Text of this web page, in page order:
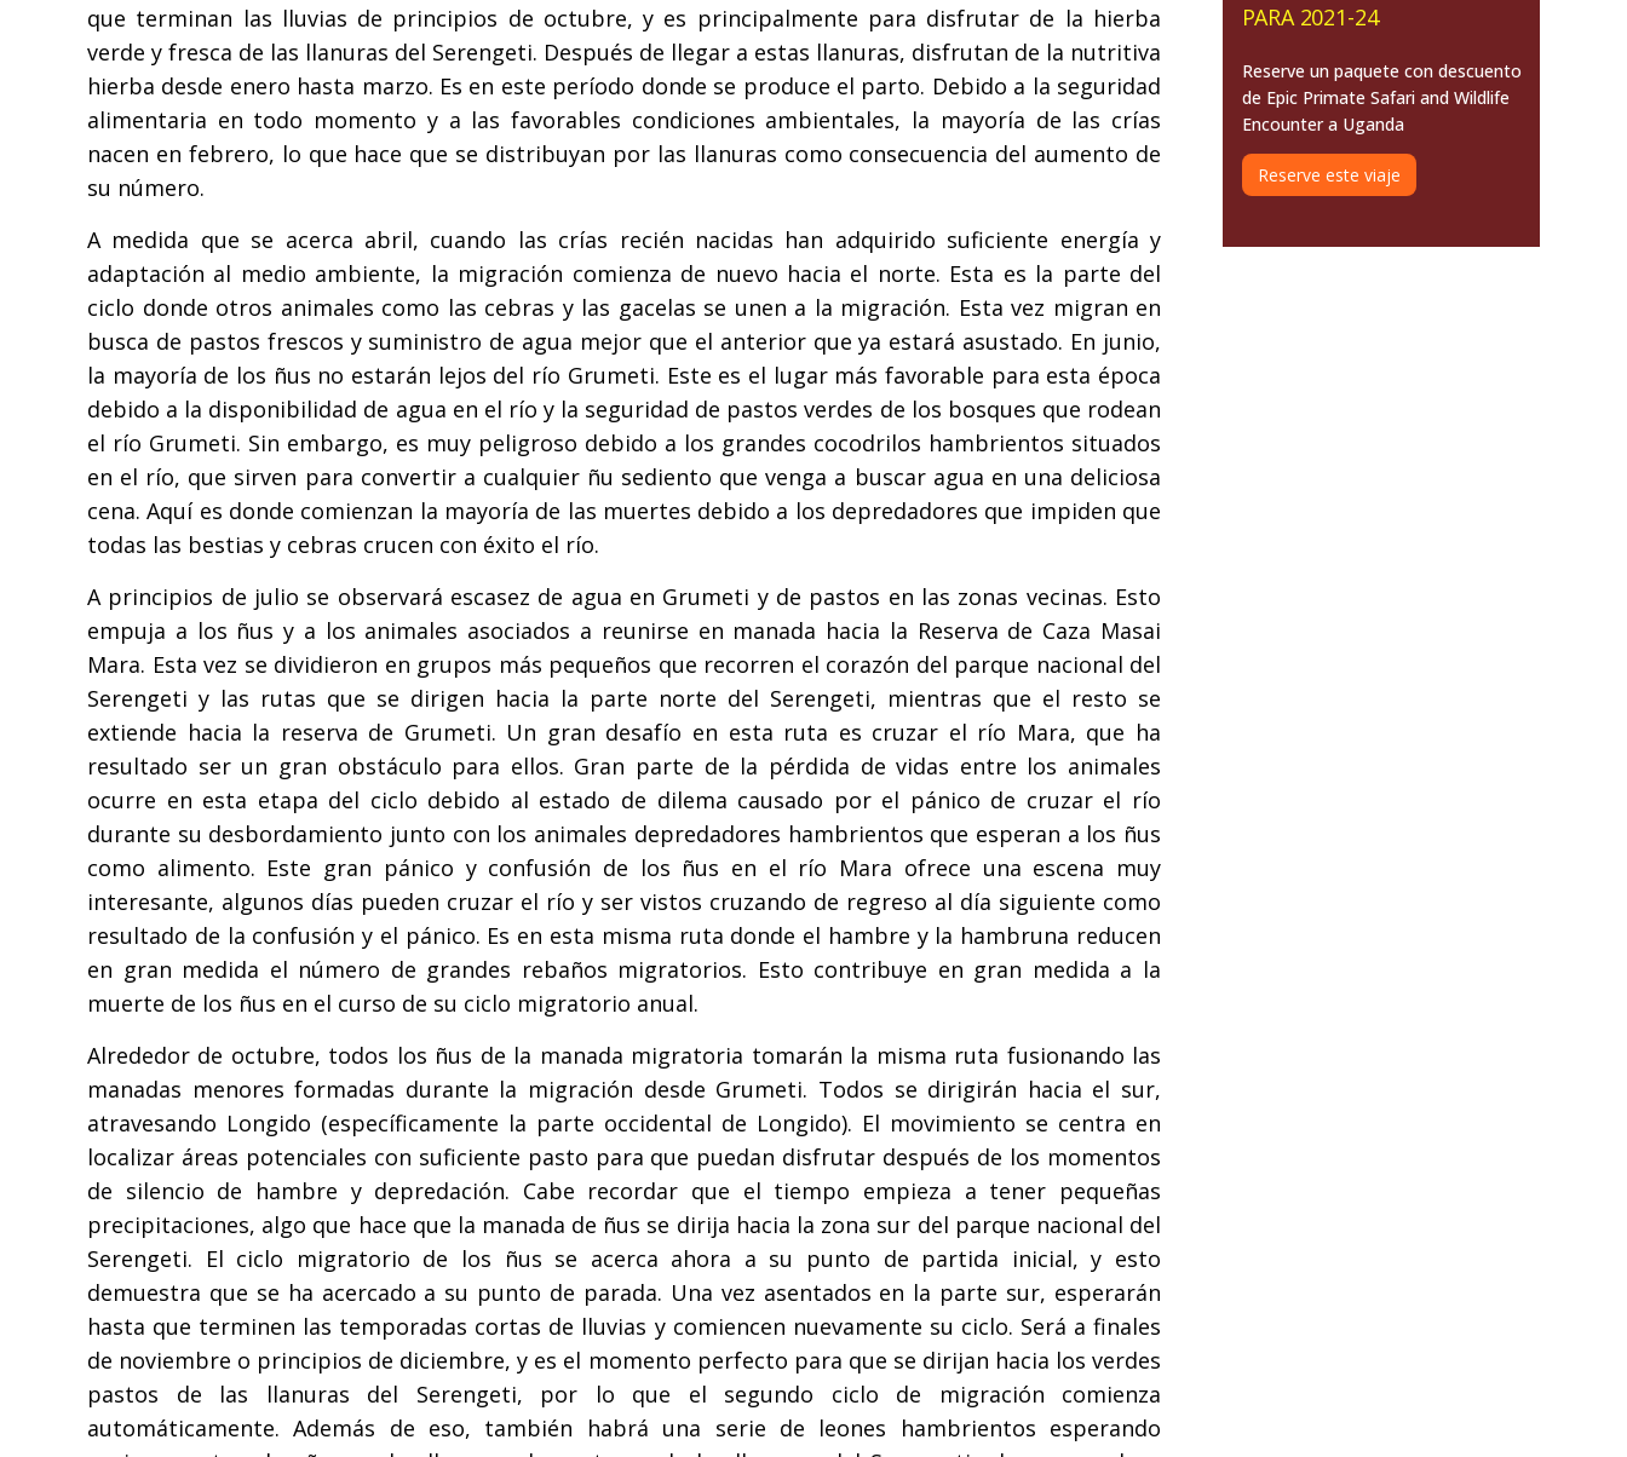
que terminan las lluvias de principios de octubre, y es principalmente para disfrutar de la hierba
verde y fresca de las llanuras del Serengeti. Después de llegar a estas llanuras, disfrutan de la nutritiva
hierba desde enero hasta marzo. Es en este período donde se produce el parto. Debido a la seguridad
alimentaria en todo momento y a las favorables condiciones ambientales, la mayoría de las crías
nacen en febrero, lo que hace que se distribuyan por las llanuras como consecuencia del aumento de
su número.
A medida que se acerca abril, cuando las crías recién nacidas han adquirido suficiente energía y
adaptación al medio ambiente, la migración comienza de nuevo hacia el norte. Esta es la parte del
ciclo donde otros animales como las cebras y las gacelas se unen a la migración. Esta vez migran en
busca de pastos frescos y suministro de agua mejor que el anterior que ya estará asustado. En junio,
la mayoría de los ñus no estarán lejos del río Grumeti. Este es el lugar más favorable para esta época
debido a la disponibilidad de agua en el río y la seguridad de pastos verdes de los bosques que rodean
el río Grumeti. Sin embargo, es muy peligroso debido a los grandes cocodrilos hambrientos situados
en el río, que sirven para convertir a cualquier ñu sediento que venga a buscar agua en una deliciosa
cena. Aquí es donde comienzan la mayoría de las muertes debido a los depredadores que impiden que
todas las bestias y cebras crucen con éxito el río.
A principios de julio se observará escasez de agua en Grumeti y de pastos en las zonas vecinas. Esto
empuja a los ñus y a los animales asociados a reunirse en manada hacia la Reserva de Caza Masai
Mara. Esta vez se dividieron en grupos más pequeños que recorren el corazón del parque nacional del
Serengeti y las rutas que se dirigen hacia la parte norte del Serengeti, mientras que el resto se
extiende hacia la reserva de Grumeti. Un gran desafío en esta ruta es cruzar el río Mara, que ha
resultado ser un gran obstáculo para ellos. Gran parte de la pérdida de vidas entre los animales
ocurre en esta etapa del ciclo debido al estado de dilema causado por el pánico de cruzar el río
durante su desbordamiento junto con los animales depredadores hambrientos que esperan a los ñus
como alimento. Este gran pánico y confusión de los ñus en el río Mara ofrece una escena muy
interesante, algunos días pueden cruzar el río y ser vistos cruzando de regreso al día siguiente como
resultado de la confusión y el pánico. Es en esta misma ruta donde el hambre y la hambruna reducen
en gran medida el número de grandes rebaños migratorios. Esto contribuye en gran medida a la
muerte de los ñus en el curso de su ciclo migratorio anual.
Alrededor de octubre, todos los ñus de la manada migratoria tomarán la misma ruta fusionando las
manadas menores formadas durante la migración desde Grumeti. Todos se dirigirán hacia el sur,
atravesando Longido (específicamente la parte occidental de Longido). El movimiento se centra en
localizar áreas potenciales con suficiente pasto para que puedan disfrutar después de los momentos
de silencio de hambre y depredación. Cabe recordar que el tiempo empieza a tener pequeñas
precipitaciones, algo que hace que la manada de ñus se dirija hacia la zona sur del parque nacional del
Serengeti. El ciclo migratorio de los ñus se acerca ahora a su punto de partida inicial, y esto
demuestra que se ha acercado a su punto de parada. Una vez asentados en la parte sur, esperarán
hasta que terminen las temporadas cortas de lluvias y comiencen nuevamente su ciclo. Será a finales
de noviembre o principios de diciembre, y es el momento perfecto para que se dirijan hacia los verdes
pastos de las llanuras del Serengeti, por lo que el segundo ciclo de migración comienza
automáticamente. Además de eso, también habrá una serie de leones hambrientos esperando
PARA 2021-24
Reserve un paquete con descuento
de Epic Primate Safari and Wildlife
Encounter a Uganda
Reserve este viaje